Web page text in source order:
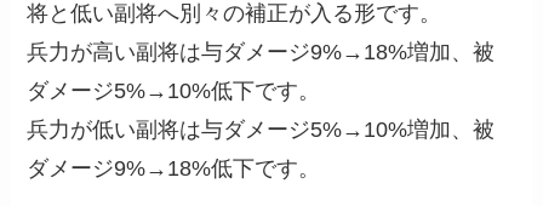
将と低い副将へ別々の補正が入る形です。
兵力が高い副将は与ダメージ9%→18%増加、被
ダメージ5%→10%低下です。
兵力が低い副将は与ダメージ5%→10%増加、被
ダメージ9%→18%低下です。